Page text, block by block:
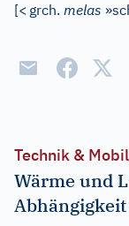
[< grch. melas
Technik &
Wärme und